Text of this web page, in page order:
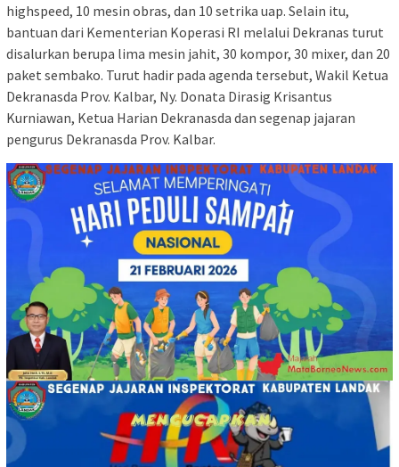
highspeed, 10 mesin obras, dan 10 setrika uap. Selain itu,
bantuan dari Kementerian Koperasi RI melalui Dekranas turut
disalurkan berupa lima mesin jahit, 30 kompor, 30 mixer, dan 20
paket sembako. Turut hadir pada agenda tersebut, Wakil Ketua
Dekranasda Prov. Kalbar, Ny. Donata Dirasig Krisantus
Kurniawan, Ketua Harian Dekranasda dan segenap jajaran
pengurus Dekranasda Prov. Kalbar.